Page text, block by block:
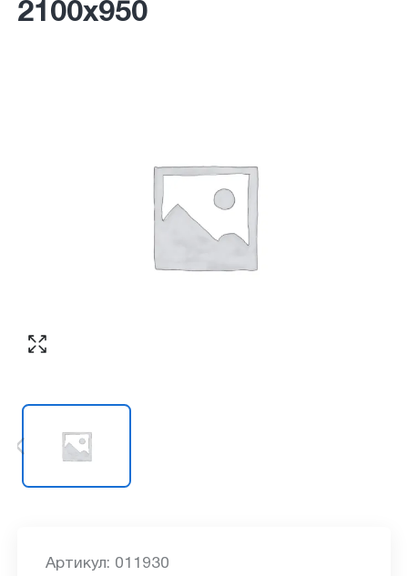
2100х950
Артикул: 011930
Согласен с обработкой персональных
данных в соответствии с политикой
конфиденциальности